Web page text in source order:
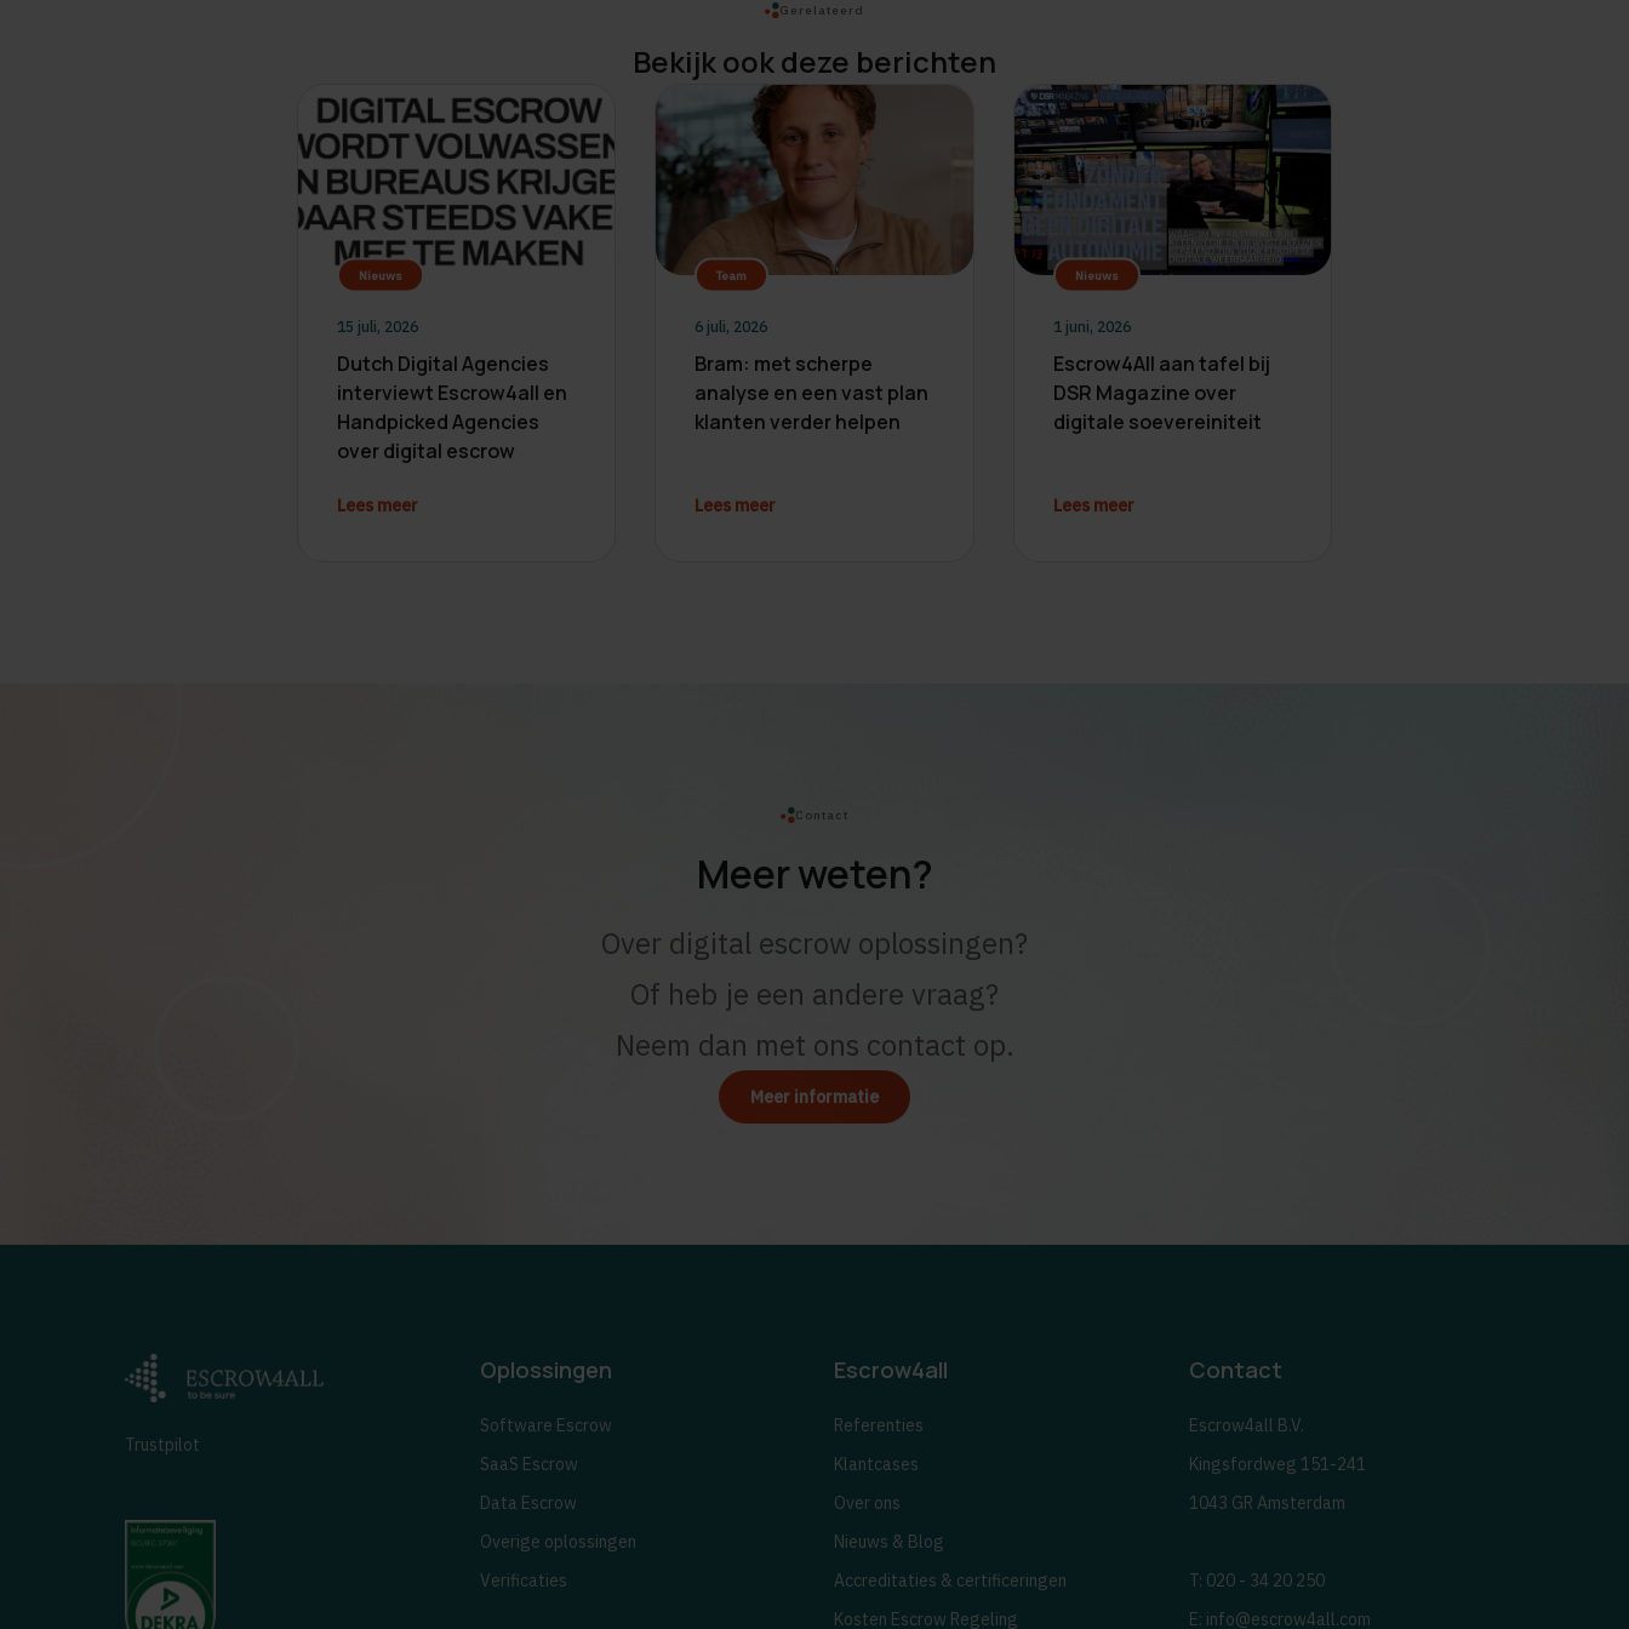
Gerelateerd
Bekijk ook deze berichten
Nieuws
15 juli, 2026
Dutch Digital Agencies
interviewt Escrow4all en
Handpicked Agencies
over digital escrow
Lees meer
Team
6 juli, 2026
Bram: met scherpe
analyse en een vast plan
klanten verder helpen
Lees meer
Nieuws
1 juni, 2026
Escrow4All aan tafel bij
DSR Magazine over
digitale soevereiniteit
Lees meer
Contact
Meer weten?
Over digital escrow oplossingen?
Of heb je een andere vraag?
Neem dan met ons contact op.
Meer informatie
Trustpilot
Oplossingen
Software Escrow
SaaS Escrow
Data Escrow
Overige oplossingen
Verificaties
Escrow4all
Referenties
Klantcases
Over ons
Nieuws & Blog
Accreditaties & certificeringen
Kosten Escrow Regeling
Contact
Escrow4all B.V.
Kingsfordweg 151-241
1043 GR Amsterdam
T: 020 - 34 20 250
E: info@escrow4all.com